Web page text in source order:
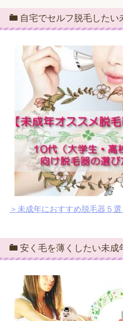
自宅でセルフ脱毛したい
＞未成年におすすめ脱毛器５選
安く毛を薄くしたい未成